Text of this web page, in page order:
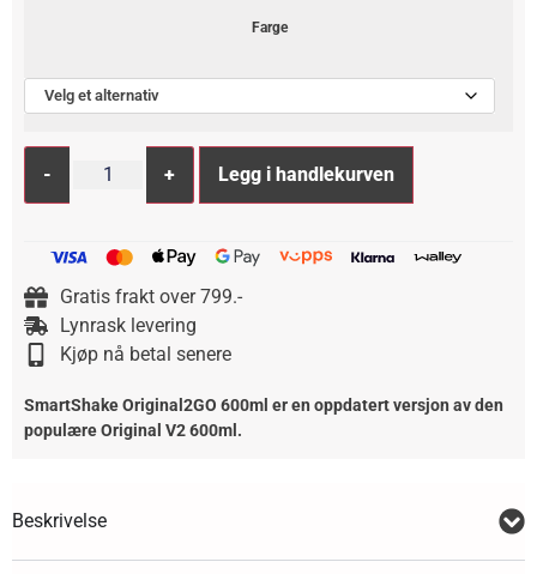
Farge
Velg et alternativ
- + Legg i handlekurven
Gratis frakt over 799.-
Lynrask levering
Kjøp nå betal senere
SmartShake Original2GO 600ml er en oppdatert versjon av den
populære Original V2 600ml.
Beskrivelse